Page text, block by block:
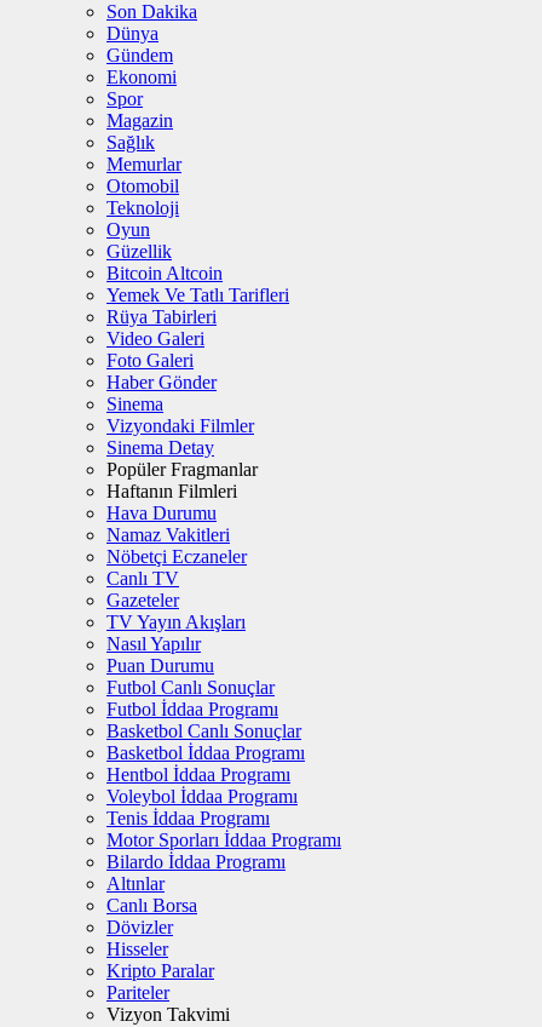
Son Dakika
Dünya
Gündem
Ekonomi
Spor
Magazin
Sağlık
Memurlar
Otomobil
Teknoloji
Oyun
Güzellik
Bitcoin Altcoin
Yemek Ve Tatlı Tarifleri
Rüya Tabirleri
Video Galeri
Foto Galeri
Haber Gönder
Sinema
Vizyondaki Filmler
Sinema Detay
Popüler Fragmanlar
Haftanın Filmleri
Hava Durumu
Namaz Vakitleri
Nöbetçi Eczaneler
Canlı TV
Gazeteler
TV Yayın Akışları
Nasıl Yapılır
Puan Durumu
Futbol Canlı Sonuçlar
Futbol İddaa Programı
Basketbol Canlı Sonuçlar
Basketbol İddaa Programı
Hentbol İddaa Programı
Voleybol İddaa Programı
Tenis İddaa Programı
Motor Sporları İddaa Programı
Bilardo İddaa Programı
Altınlar
Canlı Borsa
Dövizler
Hisseler
Kripto Paralar
Pariteler
Vizyon Takvimi